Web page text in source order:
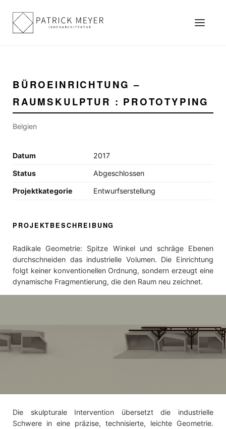
BÜROEINRICHTUNG –
RAUMSKULPTUR : PROTOTYPING
Belgien
Datum 2017
Status Abgeschlossen
Projektkategorie Entwurfserstellung
PROJEKTBESCHREIBUNG
Radikale Geometrie: Spitze Winkel und schräge Ebenen
durchschneiden das industrielle Volumen. Die Einrichtung
folgt keiner konventionellen Ordnung, sondern erzeugt eine
dynamische Fragmentierung, die den Raum neu zeichnet.
Die skulpturale Intervention übersetzt die industrielle
Schwere in eine präzise, technisierte, leichte Geometrie.